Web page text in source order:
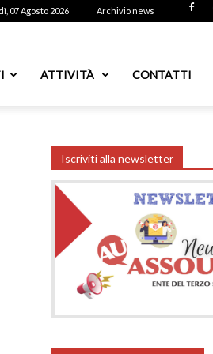
07 Agosto 2026 Archivio news
ATTIVITÀ CONTATTI
Iscriviti alla newsletter